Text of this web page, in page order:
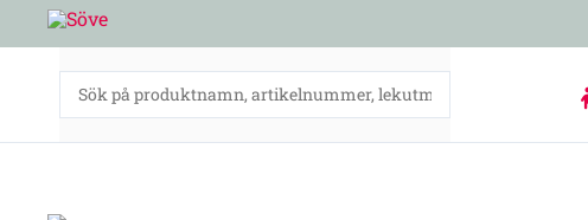
Hoppa
till
innehåll